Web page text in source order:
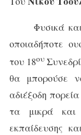
Φυσικά και
οποιαδήποτε
του 18ου
θα μπορούσε
αδιέξοδη
τα μικρά και
εκπαίδευσης